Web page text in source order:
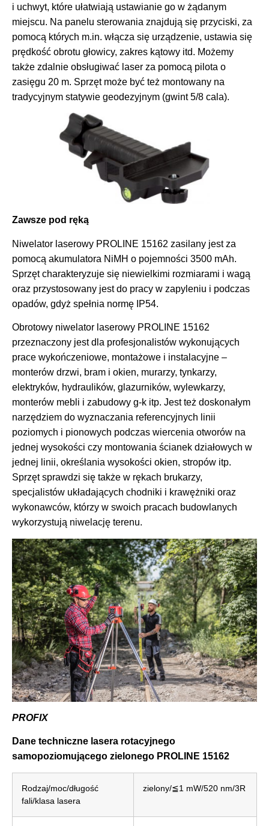
i uchwyt, które ułatwiają ustawianie go w żądanym
miejscu. Na panelu sterowania znajdują się przyciski, za
pomocą których m.in. włącza się urządzenie, ustawia się
prędkość obrotu głowicy, zakres kątowy itd. Możemy
także zdalnie obsługiwać laser za pomocą pilota o
zasięgu 20 m. Sprzęt może być też montowany na
tradycyjnym statywie geodezyjnym (gwint 5/8 cala).
Zawsze pod ręką
Niwelator laserowy PROLINE 15162 zasilany jest za
pomocą akumulatora NiMH o pojemności 3500 mAh.
Sprzęt charakteryzuje się niewielkimi rozmiarami i wagą
oraz przystosowany jest do pracy w zapyleniu i podczas
opadów, gdyż spełnia normę IP54.
Obrotowy niwelator laserowy PROLINE 15162
przeznaczony jest dla profesjonalistów wykonujących
prace wykończeniowe, montażowe i instalacyjne –
monterów drzwi, bram i okien, murarzy, tynkarzy,
elektryków, hydraulików, glazurników, wylewkarzy,
monterów mebli i zabudowy g-k itp. Jest też doskonałym
narzędziem do wyznaczania referencyjnych linii
poziomych i pionowych podczas wiercenia otworów na
jednej wysokości czy montowania ścianek działowych w
jednej linii, określania wysokości okien, stropów itp.
Sprzęt sprawdzi się także w rękach brukarzy,
specjalistów układających chodniki i krawężniki oraz
wykonawców, którzy w swoich pracach budowlanych
wykorzystują niwelację terenu.
PROFIX
Dane techniczne lasera rotacyjnego
samopoziomującego zielonego PROLINE 15162
Rodzaj/moc/długość
fali/klasa lasera
zielony/≦1 mW/520 nm/3R